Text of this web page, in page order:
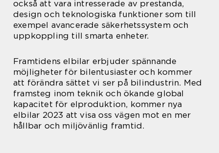
också att vara intresserade av prestanda,
design och teknologiska funktioner som till
exempel avancerade säkerhetssystem och
uppkoppling till smarta enheter.
Framtidens elbilar erbjuder spännande
möjligheter för bilentusiaster och kommer
att förändra sättet vi ser på bilindustrin. Med
framsteg inom teknik och ökande global
kapacitet för elproduktion, kommer nya
elbilar 2023 att visa oss vägen mot en mer
hållbar och miljövänlig framtid.